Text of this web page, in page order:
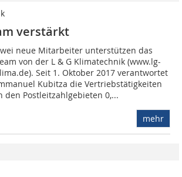
verstärkt
neue Mitarbeiter unterstützen das
von der L & G Klimatechnik (www.lg-
Seit 1. Oktober 2017 verantwortet
Kubitza die Vertriebstätigkeiten
den Postleitzahlgebieten 0,...
mehr